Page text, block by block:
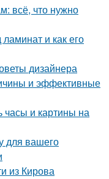
всё, что нужно
и как его
дизайнера
и эффективные
часы и картины на
для вашего
из Кирова